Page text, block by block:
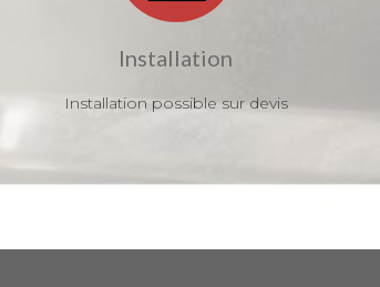
Installation
Installation possible sur devis